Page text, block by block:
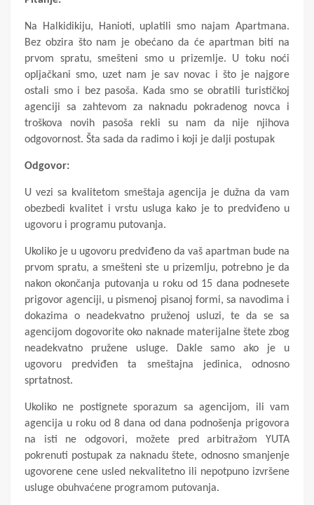
Na Halkidikiju, Hanioti, uplatili smo najam Apartmana.
Bez obzira što nam je obećano da će apartman biti na
prvom spratu, smešteni smo u prizemlje. U toku noći
opljačkani smo, uzet nam je sav novac i što je najgore
ostali smo i bez pasoša. Kada smo se obratili turističkoj
agenciji sa zahtevom za naknadu pokradenog novca i
troškova novih pasoša rekli su nam da nije njihova
odgovornost. Šta sada da radimo i koji je dalji postupak
Odgovor:
U vezi sa kvalitetom smeštaja agencija je dužna da vam
obezbedi kvalitet i vrstu usluga kako je to predviđeno u
ugovoru i programu putovanja.
Ukoliko je u ugovoru predviđeno da vaš apartman bude na
prvom spratu, a smešteni ste u prizemlju, potrebno je da
nakon okončanja putovanja u roku od 15 dana podnesete
prigovor agenciji, u pismenoj pisanoj formi, sa navodima i
dokazima o neadekvatno pruženoj usluzi, te da se sa
agencijom dogovorite oko naknade materijalne štete zbog
neadekvatno pružene usluge. Dakle samo ako je u
ugovoru predviđen ta smeštajna jedinica, odnosno
sprtatnost.
Ukoliko ne postignete sporazum sa agencijom, ili vam
agencija u roku od 8 dana od dana podnošenja prigovora
na isti ne odgovori, možete pred arbitražom YUTA
pokrenuti postupak za naknadu štete, odnosno smanjenje
ugovorene cene usled nekvalitetno ili nepotpuno izvršene
usluge obuhvaćene programom putovanja.